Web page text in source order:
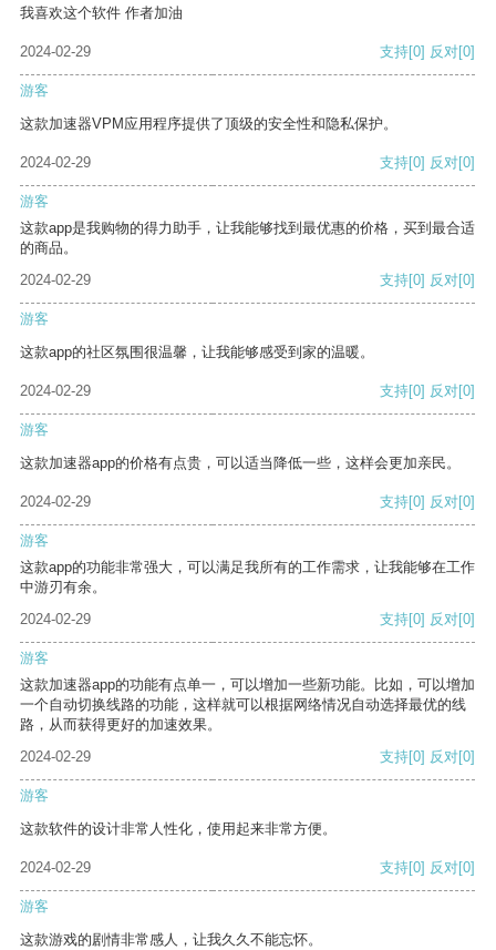
我喜欢这个软件 作者加油
2024-02-29 支持[0] 反对[0]
游客
这款加速器VPM应用程序提供了顶级的安全性和隐私保护。
2024-02-29 支持[0] 反对[0]
游客
这款app是我购物的得力助手，让我能够找到最优惠的价格，买到最合适
的商品。
2024-02-29
支持[0] 反对[0]
游客
这款app的社区氛围很温馨，让我能够感受到家的温暖。
2024-02-29 支持[0] 反对[0]
游客
这款加速器app的价格有点贵，可以适当降低一些，这样会更加亲民。
2024-02-29 支持[0] 反对[0]
游客
这款app的功能非常强大，可以满足我所有的工作需求，让我能够在工作
中游刃有余。
2024-02-29
支持[0] 反对[0]
游客
这款加速器app的功能有点单一，可以增加一些新功能。比如，可以增加
一个自动切换线路的功能，这样就可以根据网络情况自动选择最优的线
路，从而获得更好的加速效果。
2024-02-29
支持[0] 反对[0]
游客
这款软件的设计非常人性化，使用起来非常方便。
2024-02-29 支持[0] 反对[0]
游客
这款游戏的剧情非常感人，让我久久不能忘怀。